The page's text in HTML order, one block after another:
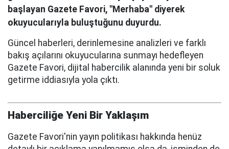
başlayan Gazete Favori, "Merhaba" diyerek
okuyucularıyla buluştuğunu duyurdu.
Güncel haberleri, derinlemesine analizleri ve farklı
bakış açılarını okuyucularına sunmayı hedefleyen
Gazete Favori, dijital habercilik alanında yeni bir soluk
getirme iddiasıyla yola çıktı.
Haberciliğe Yeni Bir Yaklaşım
Gazete Favori'nin yayın politikası hakkında henüz